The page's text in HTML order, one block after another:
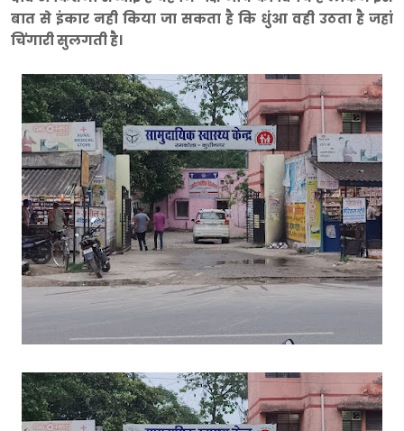
बात से इंकार नही किया जा सकता है कि धुंआ वही उठता है जहां
चिंगारी सुलगती है।